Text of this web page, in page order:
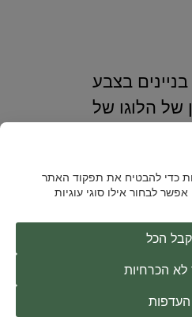
טלפון: 077-9978326 |
מדיניות פרטיות
כדי להבטיח את תפקוד האתר
לבחור אילו סוגי עוגיות
קבל הכל
הכרחיות
העדפות